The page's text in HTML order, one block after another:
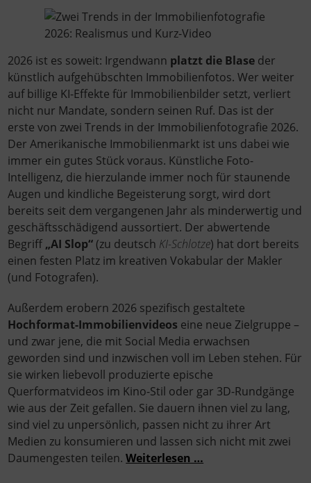
2026 ist es soweit: Irgendwann platzt die Blase der
künstlich aufgehübschten Immobilienfotos. Wer weiter
auf billige KI-Effekte für Immobilienbilder setzt, verliert
nicht nur Mandate, sondern seinen Ruf. Das ist der
erste von zwei Trends in der Immobilienfotografie 2026.
Der Amerikanische Immobilienmarkt ist uns dabei wie
immer ein gutes Stück voraus. Künstliche Foto-
Intelligenz, die hierzulande immer noch für staunende
Augen und kindliche Begeisterung sorgt, wird dort
bereits seit dem vergangenen Jahr als minderwertig und
geschäftsschädigend aussortiert. Der abwertende
Begriff „AI Slop“ (zu deutsch KI-Schlotze) hat dort bereits
einen festen Platz im kreativen Vokabular der Makler
(und Fotografen).
Außerdem erobern 2026 spezifisch gestaltete
Hochformat-Immobilienvideos eine neue Zielgruppe –
und zwar jene, die mit Social Media erwachsen
geworden sind und inzwischen voll im Leben stehen. Für
sie wirken liebevoll produzierte epische
Querformatvideos im Kino-Stil oder gar 3D-Rundgänge
wie aus der Zeit gefallen. Sie dauern ihnen viel zu lang,
sind viel zu unpersönlich, passen nicht zu ihrer Art
Medien zu konsumieren und lassen sich nicht mit zwei
Daumengesten teilen.Weiterlesen …